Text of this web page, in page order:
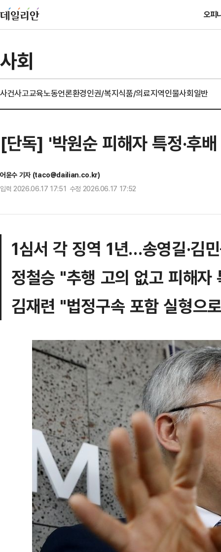
오피
사회
사건사고교육노동언론환경인권/복지식품/의료지역인물사회일반
[단독] '박원순 피해자 특정·후
어윤수 기자 (taco@dailian.co.kr)
입력 2026.06.17 17:51 수정 2026.06.17 17:52
1심서 각 징역 1년…송영길·김
정철승 "추행 고의 없고 피해자
김재련 "법정구속 포함 실형으